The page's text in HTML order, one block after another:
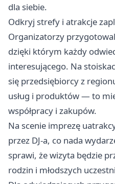
dla siebie.
Odkryj strefy i atrakcje
Organizatorzy
dzięki którym każdy
interesującego. Na
się przedsiębiorcy z
usług i produktów — to
współpracy i zakupów.
Na scenie imprezę
przez DJ‑a, co nada
sprawi, że wizyta będzie
rodzin i młodszych